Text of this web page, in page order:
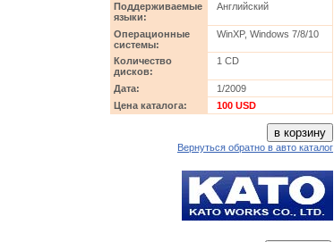
Поддерживаемые
языки:
Английский
Операционные
системы:
WinXP, Windows 7/8/10
Количество
дисков:
1 CD
Дата:
1/2009
Цена каталога:
100 USD
Вернуться обратно в авто каталог